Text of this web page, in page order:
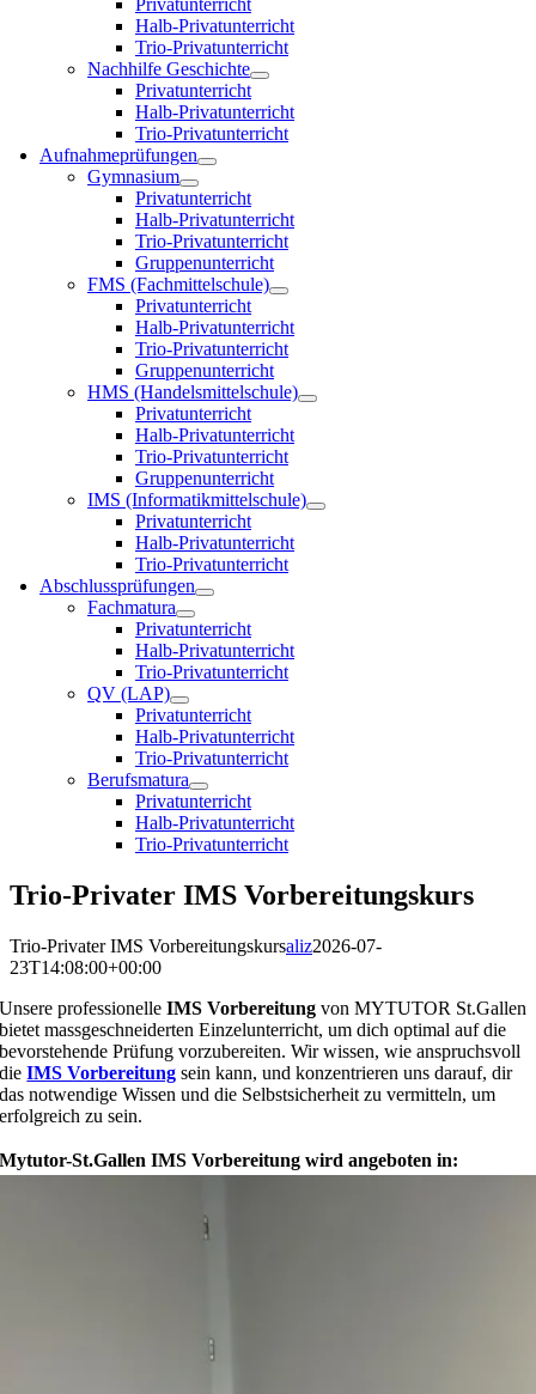
Privatunterricht
Halb-Privatunterricht
Trio-Privatunterricht
Nachhilfe Geschichte
Privatunterricht
Halb-Privatunterricht
Trio-Privatunterricht
Aufnahmeprüfungen
Gymnasium
Privatunterricht
Halb-Privatunterricht
Trio-Privatunterricht
Gruppenunterricht
FMS (Fachmittelschule)
Privatunterricht
Halb-Privatunterricht
Trio-Privatunterricht
Gruppenunterricht
HMS (Handelsmittelschule)
Privatunterricht
Halb-Privatunterricht
Trio-Privatunterricht
Gruppenunterricht
IMS (Informatikmittelschule)
Privatunterricht
Halb-Privatunterricht
Trio-Privatunterricht
Abschlussprüfungen
Fachmatura
Privatunterricht
Halb-Privatunterricht
Trio-Privatunterricht
QV (LAP)
Privatunterricht
Halb-Privatunterricht
Trio-Privatunterricht
Berufsmatura
Privatunterricht
Halb-Privatunterricht
Trio-Privatunterricht
Trio-Privater IMS Vorbereitungskurs
Trio-Privater IMS Vorbereitungskursaliz2026-07-
23T14:08:00+00:00
Unsere professionelleIMS Vorbereitung von MYTUTOR St.Gallen
bietet massgeschneiderten Einzelunterricht, um dich optimal auf die
bevorstehende Prüfung vorzubereiten. Wir wissen, wie anspruchsvoll
dieIMS Vorbereitung sein kann, und konzentrieren uns darauf, dir
das notwendige Wissen und die Selbstsicherheit zu vermitteln, um
erfolgreich zu sein.
Mytutor-St.Gallen IMS Vorbereitung wird angeboten in: